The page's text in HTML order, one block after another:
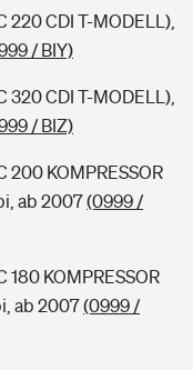
220 CDI T-MODELL),
/ BIY)
320 CDI T-MODELL),
/ BIZ)
200 KOMPRESSOR
ab 2007(0999 /
KOMPRESSOR
ab 2007(0999 /